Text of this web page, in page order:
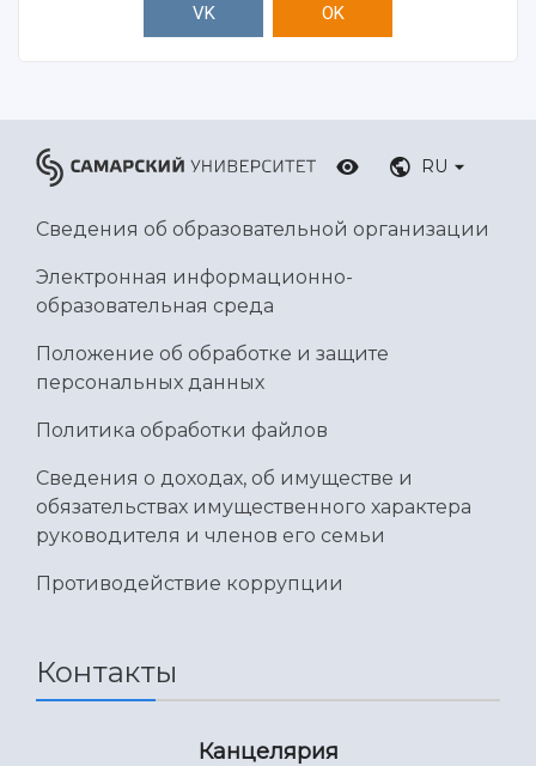
VK OK
RU
Сведения об образовательной организации
Электронная информационно-
образовательная среда
Положение об обработке и защите
персональных данных
Политика обработки файлов
Сведения о доходах, об имуществе и
обязательствах имущественного характера
руководителя и членов его семьи
Противодействие коррупции
Контакты
Канцелярия